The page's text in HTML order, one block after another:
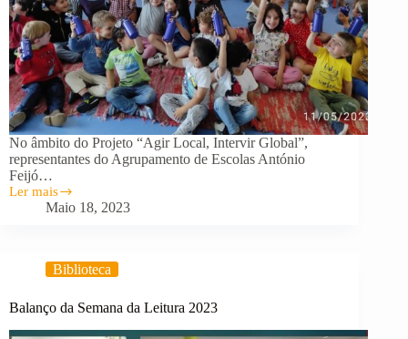
No âmbito do Projeto “Agir Local, Intervir Global”,
representantes do Agrupamento de Escolas António
Feijó…
Ler mais
AGIR
LOCAL,
GANDRA
Maio 18, 2023
Biblioteca
Balanço da Semana da Leitura 2023